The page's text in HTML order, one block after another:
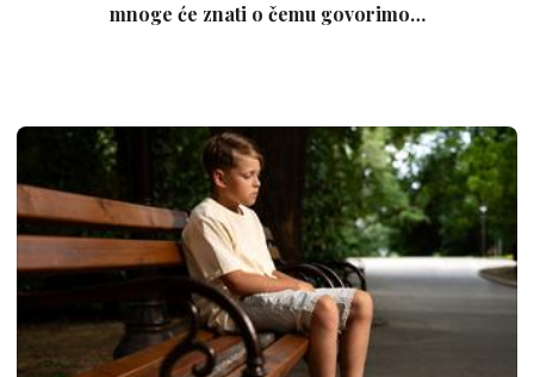
mnoge će znati o čemu govorimo…